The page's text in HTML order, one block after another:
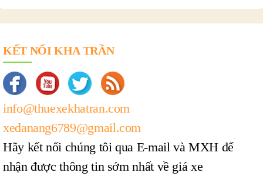
KẾT NỐI KHA TRẦN
info@thuexekhatran.com
xedanang6789@gmail.com
Hãy kết nối chúng tôi qua E-mail và MXH để
nhận được thông tin sớm nhất về giá xe